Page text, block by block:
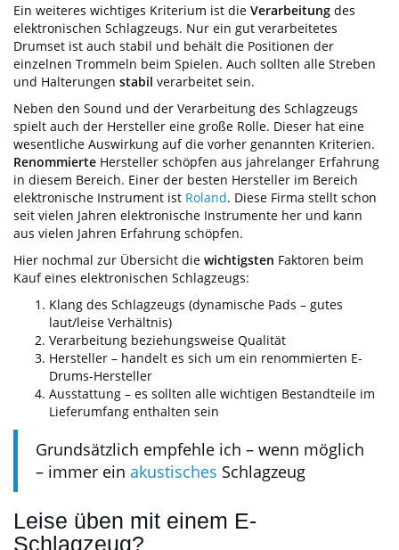
Ein weiteres wichtiges Kriterium ist die Verarbeitung des
elektronischen Schlagzeugs. Nur ein gut verarbeitetes
Drumset ist auch stabil und behält die Positionen der
einzelnen Trommeln beim Spielen. Auch sollten alle Streben
und Halterungen stabil verarbeitet sein.
Neben den Sound und der Verarbeitung des Schlagzeugs
spielt auch der Hersteller eine große Rolle. Dieser hat eine
wesentliche Auswirkung auf die vorher genannten Kriterien.
Renommierte Hersteller schöpfen aus jahrelanger Erfahrung
in diesem Bereich. Einer der besten Hersteller im Bereich
elektronische Instrument ist Roland. Diese Firma stellt schon
seit vielen Jahren elektronische Instrumente her und kann
aus vielen Jahren Erfahrung schöpfen.
Hier nochmal zur Übersicht die wichtigsten Faktoren beim
Kauf eines elektronischen Schlagzeugs:
Klang des Schlagzeugs (dynamische Pads – gutes
laut/leise Verhältnis)
Verarbeitung beziehungsweise Qualität
Hersteller – handelt es sich um ein renommierten E-
Drums-Hersteller
Ausstattung – es sollten alle wichtigen Bestandteile im
Lieferumfang enthalten sein
Grundsätzlich empfehle ich – wenn möglich
– immer ein akustisches Schlagzeug
Leise üben mit einem E-
Schlagzeug?